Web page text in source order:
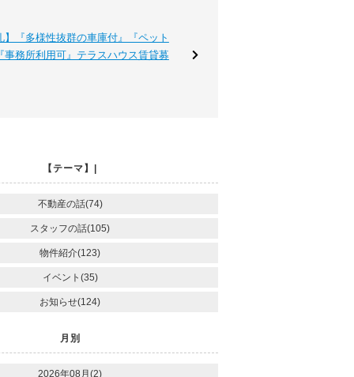
】『多様性抜群の車庫付』『ペット
事務所利用可』テラスハウス賃貸募
【テーマ】|
不動産の話(74)
スタッフの話(105)
物件紹介(123)
イベント(35)
お知らせ(124)
月別
2026年08月(2)